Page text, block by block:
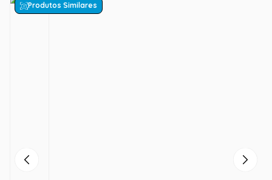
Produtos Similares